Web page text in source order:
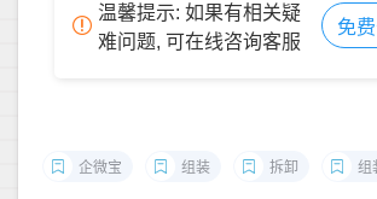
温馨提示: 如果有相关疑
难问题, 可在线咨询客服
免
企微宝 组装 拆卸 组